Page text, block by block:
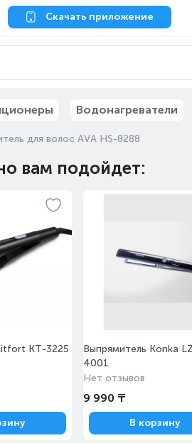
Скачать приложение
Водонагреватели
для волос AVA HS-8288
вам подойдет:
КТ-3225
Выпрямитель Konka
4001
Нет отзывов
9 990 ₸
В корзину